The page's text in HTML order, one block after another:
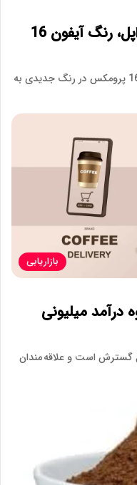
طبق ویدئو منتشر شده توسط اپل، رنگ آیفون 16
اپل در حال برنامه ریزی برای عرضه آیفون 16 پرومکس در رنگ جدیدی به
بازاریابی
درآمد میلیونی
گسترش است و علاقه مندان